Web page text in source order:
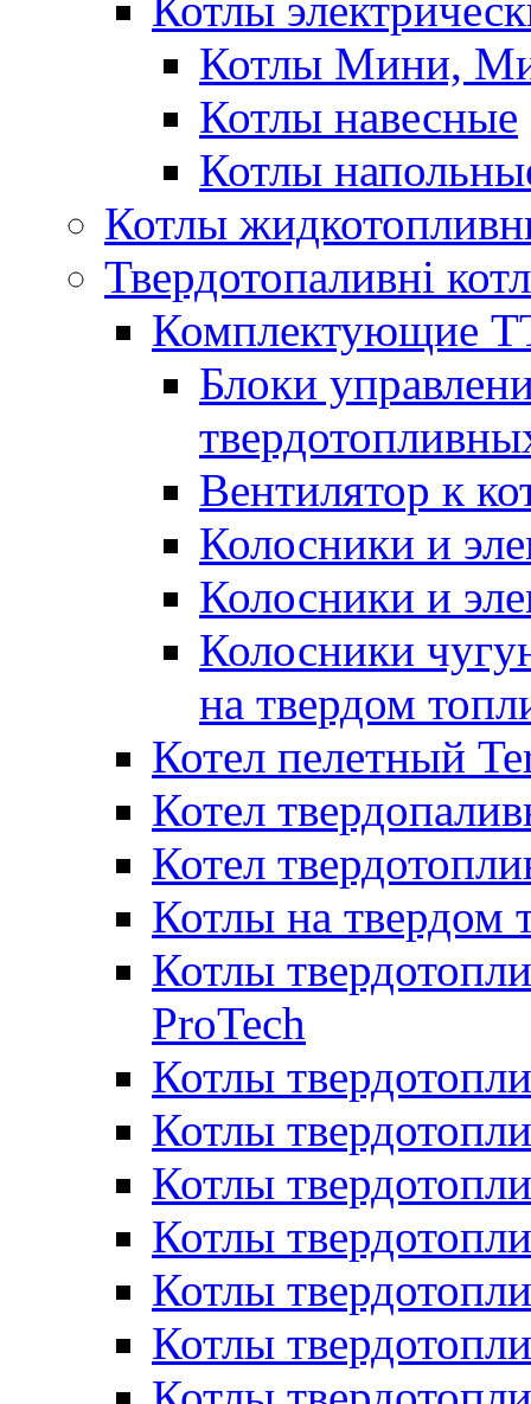
Котлы Мини,
Котлы навесные
Котлы
Котлы
Твердотопаливні
Комплектующие
Блоки
Вентилятор к
Колосники и
Колосники и
Колосники
на твердом
Котел пелетный
Котел
Котел
Котлы на твердом
Котлы
ProTech
Котлы
Котлы
Котлы
Котлы
Котлы
Котлы